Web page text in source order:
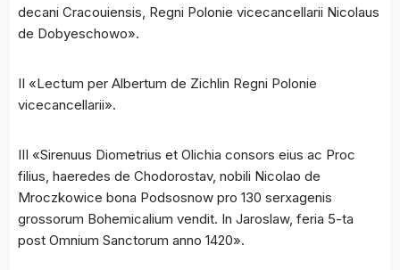
decani Cracouiensis, Regni Polonie vicecancellarii Nicolaus
de Dobyeschowo».
II «Lectum per Albertum de Zichlin Regni Polonie
vicecancellarii».
III «Sirenuus Diometrius et Olichia consors eius ac Proc
filius, haeredes de Chodorostav, nobili Nicolao de
Mroczkowice bona Podsosnow pro 130 serxagenis
grossorum Bohemicalium vendit. In Jaroslaw, feria 5-ta
post Omnium Sanctorum anno 1420».